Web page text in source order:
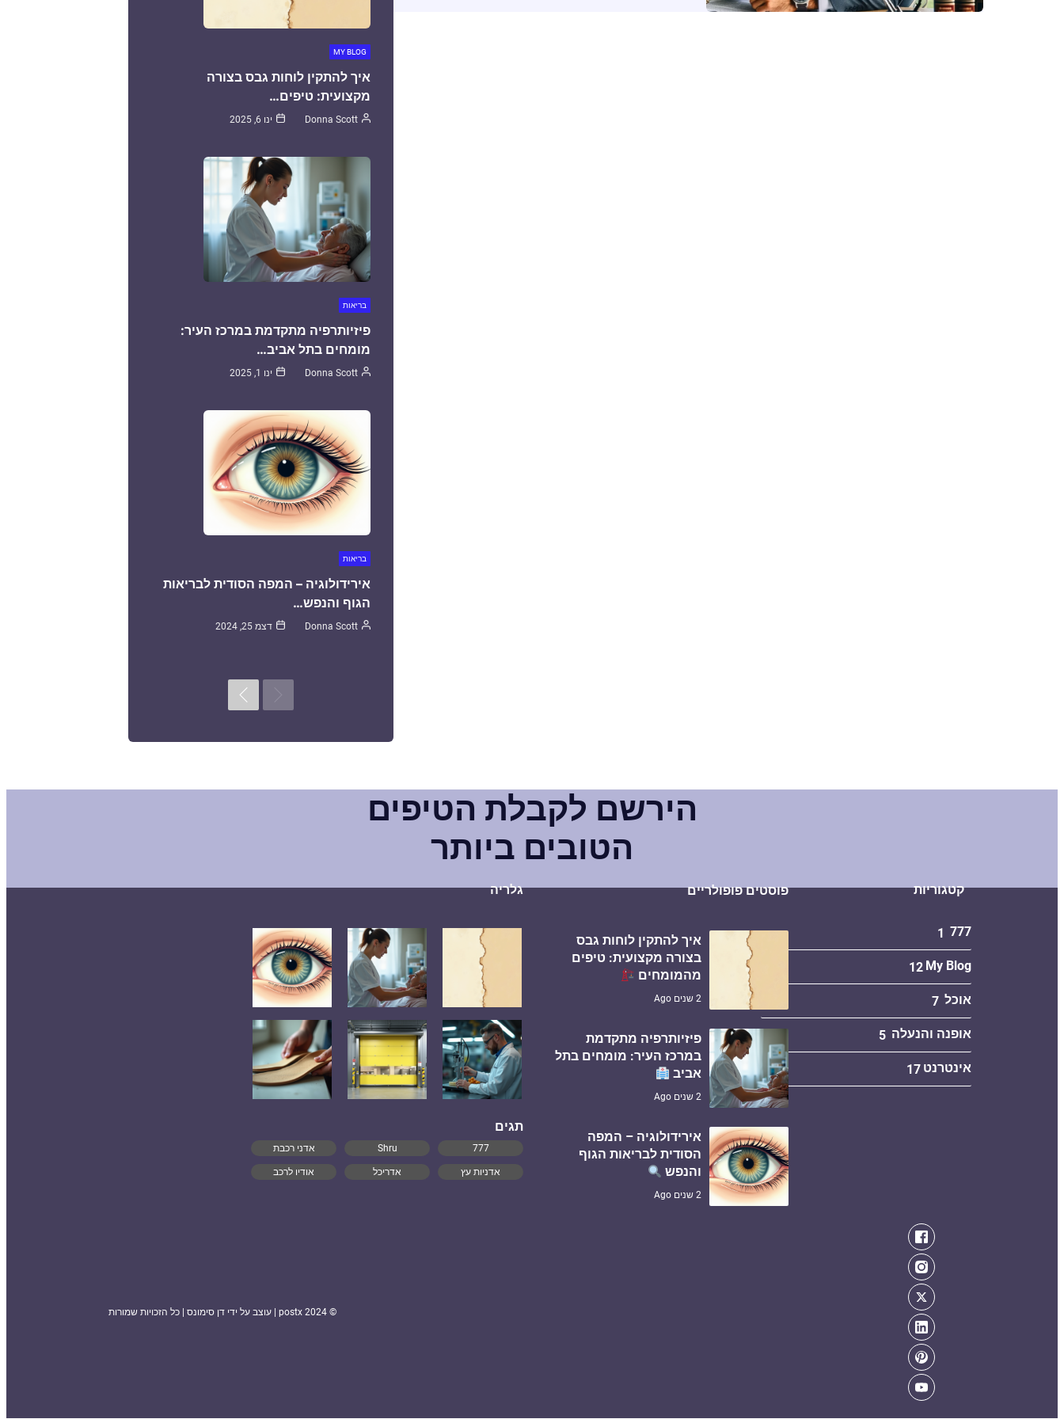
MY BLOG
איך להתקין לוחות גבס בצורה
מקצועית: טיפים…
Donna Scott ינו 6, 2025
בריאות
פיזיותרפיה מתקדמת במרכז העיר:
מומחים בתל אביב…
Donna Scott ינו 1, 2025
בריאות
אירידולוגיה – המפה הסודית לבריאות
הגוף והנפש…
Donna Scott דצמ 25, 2024
Previous
Next
הירשם לקבלת הטיפים
הטובים ביותר
קטגוריות
777
1
My Blog
12
אוכל 7
אופנה והנעלה 5
אינטרנט 17
פוסטים פופולריים
איך להתקין לוחות גבס
בצורה מקצועית: טיפים
מהמומחים
2 שנים Ago
פיזיותרפיה מתקדמת
במרכז העיר: מומחים בתל
אביב
2 שנים Ago
אירידולוגיה – המפה
הסודית לבריאות הגוף
והנפש
2 שנים Ago
גלריה
תגים
777
Shru אדני רכבת
אדניות עץ אדריכל אודיו לרכב
© 2024 postx | עוצב על ידי דן סימונס | כל הזכויות שמורות